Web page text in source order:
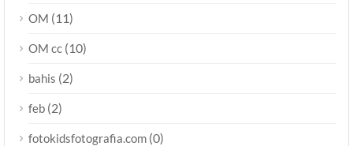
OM (11)
OM cc (10)
bahis (2)
feb (2)
fotokidsfotografia.com (0)